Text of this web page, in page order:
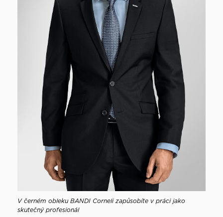
V černém obleku BANDI Corneli zapůsobíte v práci jako
skutečný profesionál